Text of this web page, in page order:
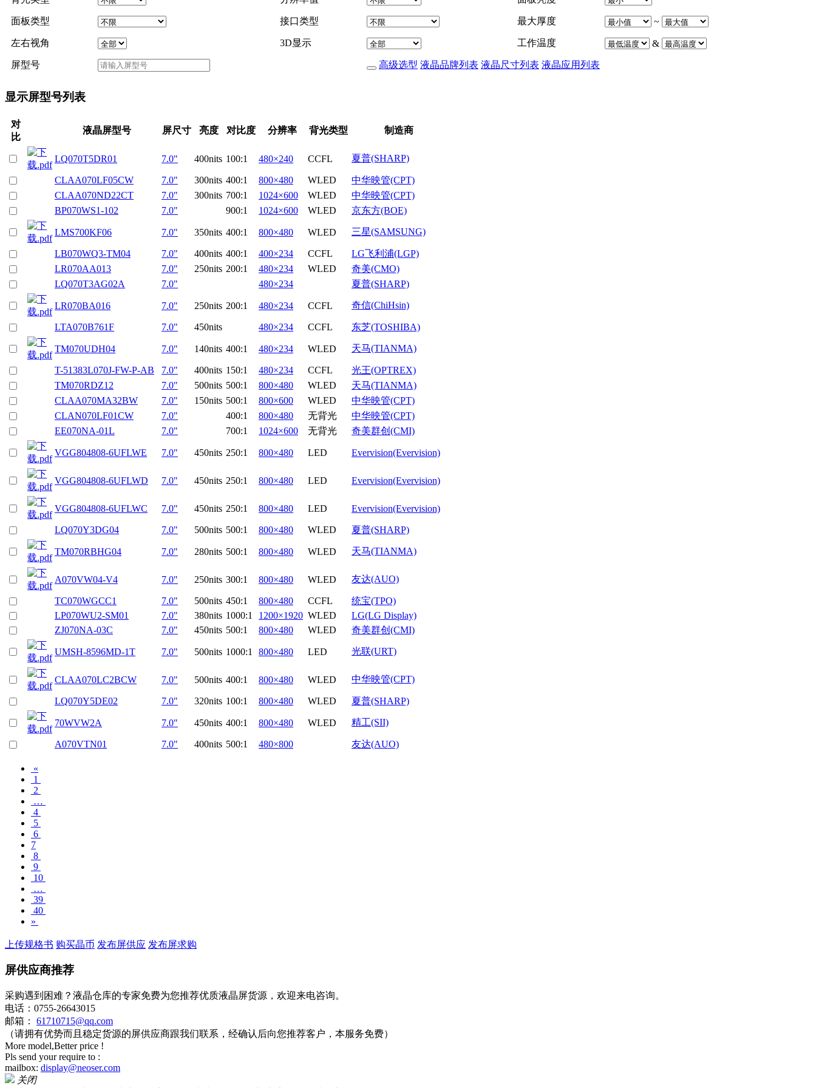
面板类型 接口类型 最大厚度 ~
左右视角 3D显示 工作温度 &
屏型号 高级选型 液晶品牌列表 液晶尺寸列表 液晶应用列表
显示屏型号列表
对
比
液晶屏型号 屏尺寸 亮度 对比度 分辨率 背光类型 制造商
LQ070T5DR01 7.0" 400nits 100:1 480×240 CCFL 夏普(SHARP)
CLAA070LF05CW 7.0" 300nits 400:1 800×480 WLED
中华映管(CPT)
CLAA070ND22CT
7.0" 300nits 700:1 1024×600 WLED
中华映管(CPT)
BP070WS1-102
7.0" 900:1 1024×600 WLED 京东方(BOE)
LMS700KF06 7.0" 350nits 400:1 800×480 WLED 三星(SAMSUNG)
LB070WQ3-TM04 7.0" 400nits 400:1 400×234 CCFL
LG飞利浦(LGP)
LR070AA013
7.0" 250nits 200:1 480×234 WLED
奇美(CMO)
LQ070T3AG02A
7.0" 480×234 夏普(SHARP)
LR070BA016 7.0" 250nits 200:1 480×234 CCFL 奇信(ChiHsin)
LTA070B761F 7.0" 450nits 480×234 CCFL 东芝(TOSHIBA)
TM070UDH04 7.0" 140nits 400:1 480×234 WLED 天马(TIANMA)
T-51383L070J-FW-P-AB 7.0" 400nits 150:1 480×234 CCFL
光王(OPTREX)
TM070RDZ12
7.0" 500nits 500:1 800×480 WLED
天马(TIANMA)
CLAA070MA32BW
7.0" 150nits 500:1 800×600 WLED
中华映管(CPT)
CLAN070LF01CW
7.0" 400:1 800×480 无背光
中华映管(CPT)
EE070NA-01L
7.0" 700:1 1024×600 无背光 奇美群创(CMI)
VGG804808-6UFLWE 7.0" 450nits 250:1 800×480 LED Evervision(Evervision)
VGG804808-6UFLWD 7.0" 450nits 250:1 800×480 LED Evervision(Evervision)
VGG804808-6UFLWC 7.0" 450nits 250:1 800×480 LED Evervision(Evervision)
LQ070Y3DG04 7.0" 500nits 500:1 800×480 WLED 夏普(SHARP)
TM070RBHG04 7.0" 280nits 500:1 800×480 WLED 天马(TIANMA)
A070VW04-V4 7.0" 250nits 300:1 800×480 WLED 友达(AUO)
TC070WGCC1 7.0" 500nits 450:1 800×480 CCFL
统宝(TPO)
LP070WU2-SM01
7.0" 380nits 1000:1 1200×1920 WLED
LG(LG Display)
ZJ070NA-03C
7.0" 450nits 500:1 800×480 WLED 奇美群创(CMI)
UMSH-8596MD-1T 7.0" 500nits 1000:1 800×480 LED 光联(URT)
CLAA070LC2BCW 7.0" 500nits 400:1 800×480 WLED 中华映管(CPT)
LQ070Y5DE02 7.0" 320nits 100:1 800×480 WLED 夏普(SHARP)
70WVW2A 7.0" 450nits 400:1 800×480 WLED 精工(SII)
A070VTN01 7.0" 400nits 500:1 480×800 友达(AUO)
«
1
2
…
4
5
6
7
8
9
10
…
39
40
»
上传规格书 购买晶币 发布屏供应 发布屏求购
屏供应商推荐
采购遇到困难？液晶仓库的专家免费为您推荐优质液晶屏货源，欢迎来电咨询。
电话：0755-26643015
邮箱： 61710715@qq.com
（请拥有优势而且稳定货源的屏供应商跟我们联系，经确认后向您推荐客户，本服务免费）
More model,Better price !
Pls send your require to :
mailbox: display@neoser.com
关闭